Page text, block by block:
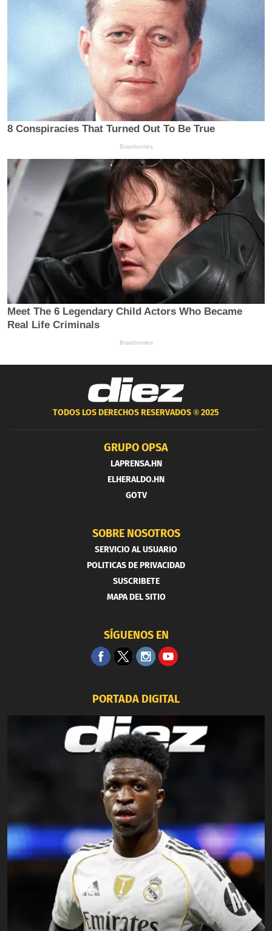
TODOS LOS DERECHOS RESERVADOS ®2025
GRUPO OPSA
LAPRENSA.HN
ELHERALDO.HN
GOTV
SOBRE NOSOTROS
SERVICIO AL USUARIO
POLITICAS DE PRIVACIDAD
SUSCRIBETE
MAPA DEL SITIO
SÍGUENOS EN
PORTADA DIGITAL